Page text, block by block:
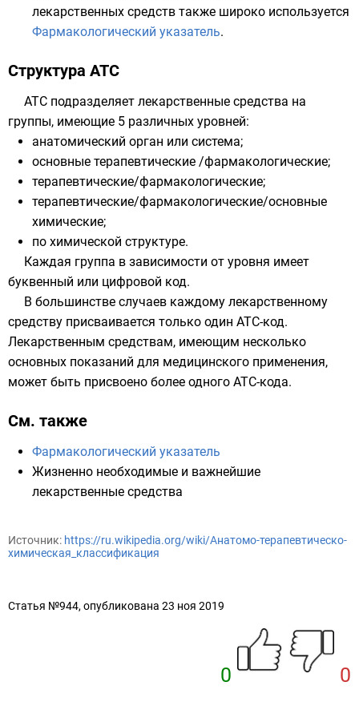
лекарственных средств также широко используется
Фармакологический указатель.
Структура АТС
АТС подразделяет лекарственные средства на
группы, имеющие 5 различных уровней:
анатомический орган или система;
основные терапевтические /фармакологические;
терапевтические/фармакологические;
терапевтические/фармакологические/основные
химические;
по химической структуре.
Каждая группа в зависимости от уровня имеет
буквенный или цифровой код.
В большинстве случаев каждому лекарственному
средству присваивается только один АТС-код.
Лекарственным средствам, имеющим несколько
основных показаний для медицинского применения,
может быть присвоено более одного АТС-кода.
См. также
Фармакологический указатель
Жизненно необходимые и важнейшие
лекарственные средства
Источник: https://ru.wikipedia.org/wiki/Анатомо-терапевтическо-
химическая_классификация
Статья №944, опубликована 23 ноя 2019
0 0